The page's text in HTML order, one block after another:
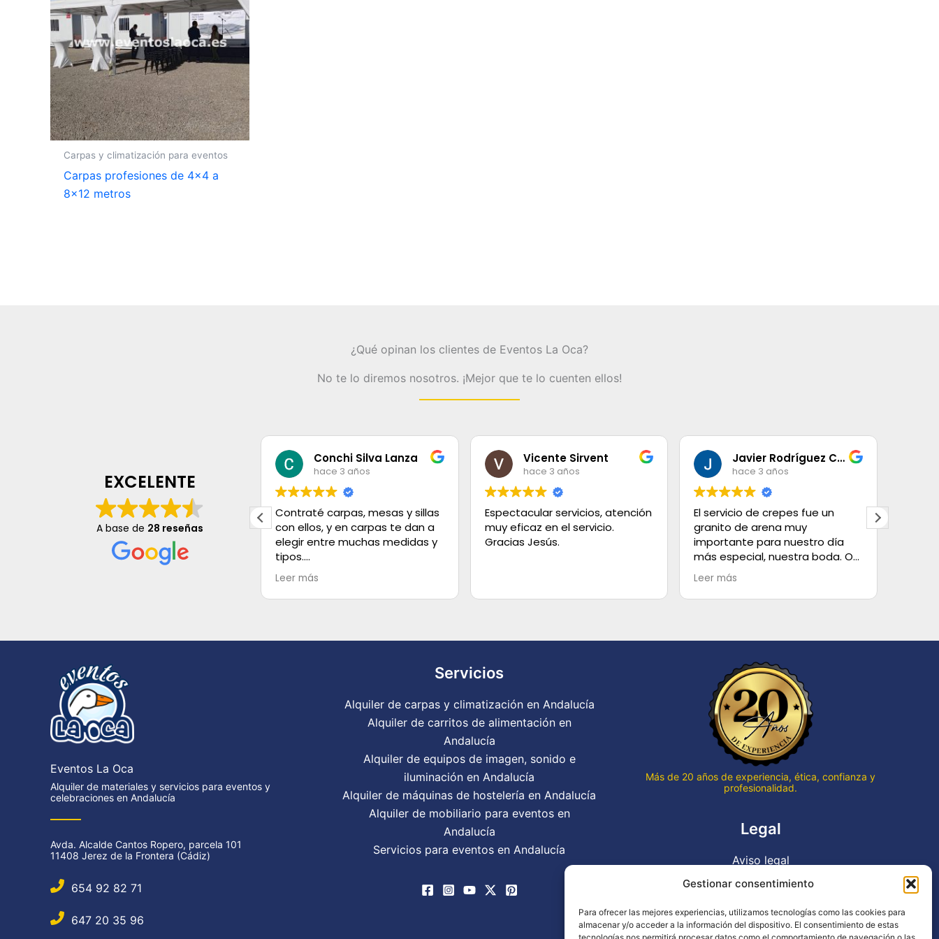
Gestionar consentimiento
Para ofrecer las mejores experiencias, utilizamos tecnologías como las cookies para
almacenar y/o acceder a la información del dispositivo. El consentimiento de estas
Carpas y climatización para eventos
Carpas profesiones de 4×4 a
8×12 metros
¿Qué opinan los clientes de Eventos La Oca?
No te lo diremos nosotros. ¡Mejor que te lo cuenten ellos!
EXCELENTE
A base de 28 reseñas
Muy formales y comprometidos
con su trabaj9
Conchi Silva Lanza
hace 3 años
Contraté carpas, mesas y sillas
con ellos, y en carpas te dan a
elegir entre muchas medidas y
tipos.
Tanto mesas como sillas
estaban muy cuidados y
limpios, y la carpa en el cesped
que quede todo muy bien
en todo momento.
Gracias Jesús por tu buen
Leer más
Vicente Sirvent
hace 3 años
Espectacular servicios, atención
muy eficaz en el servicio.
Gracias Jesús.
Javier Rodríguez Cabeza
hace 3 años
El servicio de crepes fue un
granito de arena muy
importante para nuestro día
más especial, nuestra boda. Os
recomiendo su servicio, gente
muy cercana y un producto
excelente. Agradecido siempre.
Leer más
Eventos La Oca
Alquiler de materiales y servicios para eventos y
celebraciones en Andalucía
Avda. Alcalde Cantos Ropero, parcela 101
11408 Jerez de la Frontera (Cádiz)
654 92 82 71
647 20 35 96
Servicios
Alquiler de carpas y climatización en Andalucía
Alquiler de carritos de alimentación en
Andalucía
Alquiler de equipos de imagen, sonido e
iluminación en Andalucía
Alquiler de máquinas de hostelería en Andalucía
Alquiler de mobiliario para eventos en
Andalucía
Servicios para eventos en Andalucía
Más de 20 años de experiencia, ética, confianza y
profesionalidad.
Legal
Aviso legal
Política de privacidad
Política de cookies (UE)